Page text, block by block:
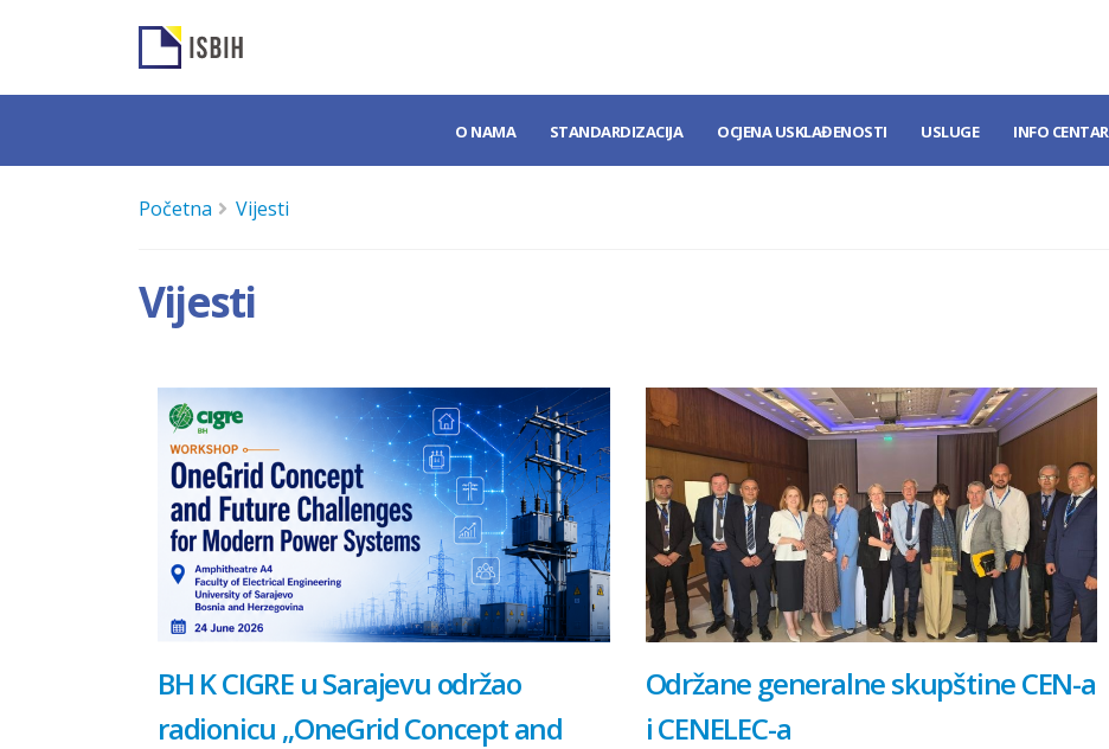
O NAMA STANDARDIZACIJA OCJENA USKLAĐENOSTI USLUGE INFO CENTAR
Početna Vijesti
Vijesti
BH K CIGRE u Sarajevu održao
radionicu „OneGrid Concept and
Održane generalne skupštine CEN-a
i CENELEC-a